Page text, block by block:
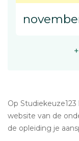
Op
website van de
de opleiding je